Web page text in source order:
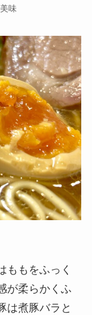
味
ももをふっく
が柔らかくふ
は煮豚バラと